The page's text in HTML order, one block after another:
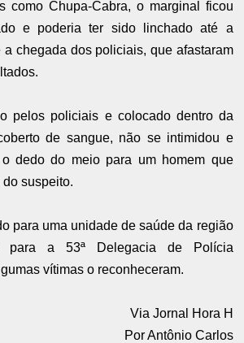
como Chupa-Cabra, o marginal ficou
e poderia ter sido linchado até a
a chegada dos policiais, que afastaram
pelos policiais e colocado dentro da
de sangue, não se intimidou e
dedo do meio para um homem que
suspeito.
para uma unidade de saúde da região
para a 53ª Delegacia de Polícia
vítimas o reconheceram.
Via Jornal Hora H
Por Antônio Carlos